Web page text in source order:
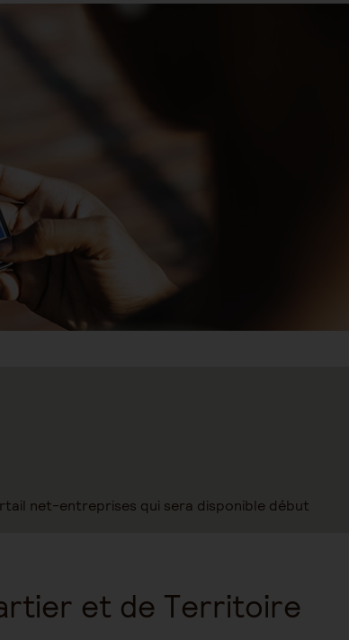
net-entreprises qui sera disponible début
et de Territoire